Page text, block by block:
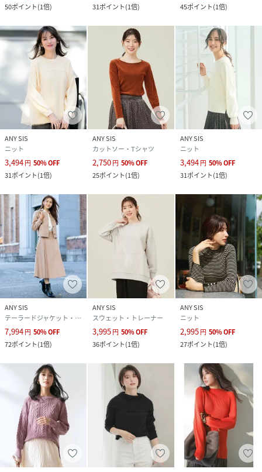
50ポイント(1倍)
31ポイント(1倍)
45ポイント(1倍)
ANY SIS
ニット
3,494円 50%OFF
31ポイント(1倍)
ANY SIS
カットソー・Tシャツ
2,750円 50%OFF
25ポイント(1倍)
ANY SIS
ニット
3,494円 50%OFF
31ポイント(1倍)
ANY SIS
テーラードジャケット・ブレザー
7,994円 50%OFF
72ポイント(1倍)
ANY SIS
スウェット・トレーナー
3,995円 50%OFF
36ポイント(1倍)
ANY SIS
ニット
2,995円 50%OFF
27ポイント(1倍)